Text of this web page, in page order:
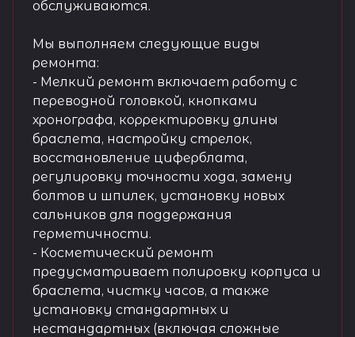
обслуживаются.
Мы выполняем следующие виды
ремонта:
- Мелкий ремонт включает работу с
переводной головкой, кнопками
хронографа, корректировку длины
браслета, настройку стрелок,
восстановление циферблата,
регулировку точности хода, замену
болтов и шпилек, установку новых
сальников для поддержания
герметичности.
- Косметический ремонт
предусматривает полировку корпуса и
браслета, чистку часов, а также
установку стандартных и
нестандартных (включая сложные